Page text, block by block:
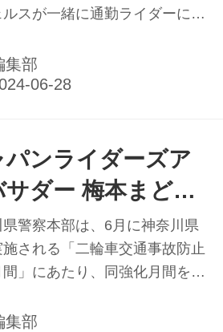
ルスが一緒に通勤ライダーに二
視庁・神奈川県警察本部合同
交通安全啓発活動「二輪車スト
集部
パンライダーズア
サダー 梅本まどか
交通安全大使委嘱
奈川県警
警察本部は、6月に神奈川県
される「二輪車交通事故防止
」にあたり、同強化月間を広
日本二普協）のジャパンライダ
集部